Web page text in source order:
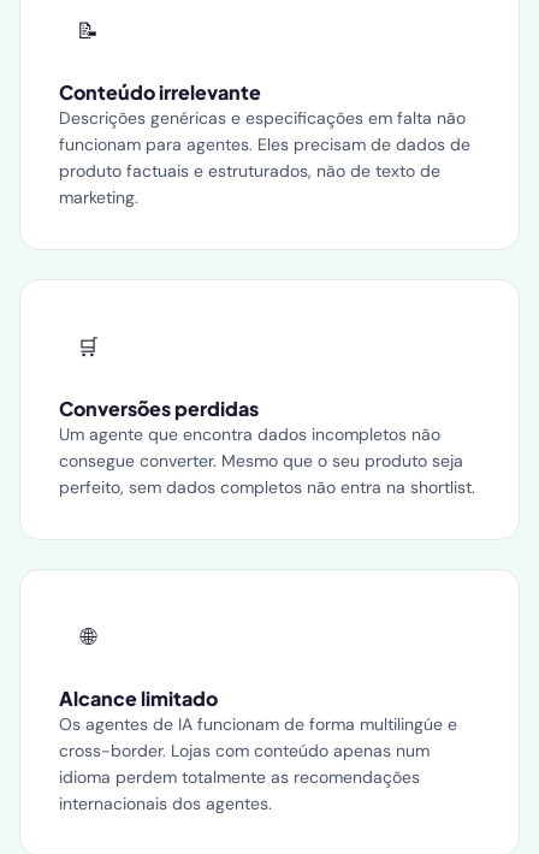
📝
Conteúdo irrelevante
Descrições genéricas e especificações em falta não
funcionam para agentes. Eles precisam de dados de
produto factuais e estruturados, não de texto de
marketing.
🛒
Conversões perdidas
Um agente que encontra dados incompletos não
consegue converter. Mesmo que o seu produto seja
perfeito, sem dados completos não entra na shortlist.
🌐
Alcance limitado
Os agentes de IA funcionam de forma multilingúe e
cross-border. Lojas com conteúdo apenas num
idioma perdem totalmente as recomendações
internacionais dos agentes.